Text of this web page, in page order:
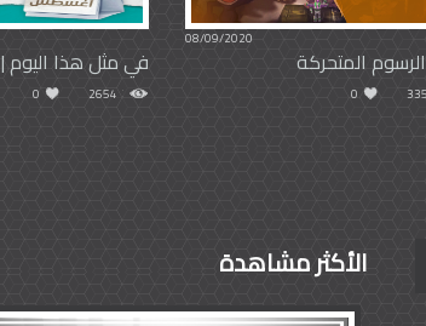
08/09/2020
المتحركة
0
في مثل هذا اليوم | 16أغسطس
2654
0
الأكثر مشاهدة